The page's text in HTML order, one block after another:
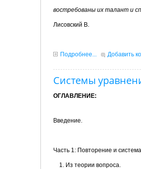
востребованы их талант и
Лисовский В.
Подробнее... Добавить
Системы
ОГЛАВЛЕНИЕ:
Введение.
Часть 1: Повторение и
Из теории вопроса.